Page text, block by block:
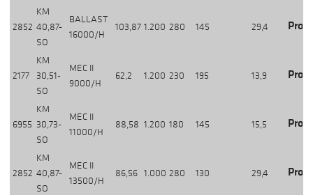
2852
KM
40,87-
SO
BALLAST
16000/H
103,87 1.200 280 145 29,4
2177
KM
30,51-
SO
MEC II
9000/H
62,2 1.200 230 195 13,9
6955
KM
30,73-
SO
MEC II
11000/H
88,58 1.200 180 145 15,5
2852
KM
40,87-
SO
MEC II
13500/H
86,56 1.000 280 130 29,4